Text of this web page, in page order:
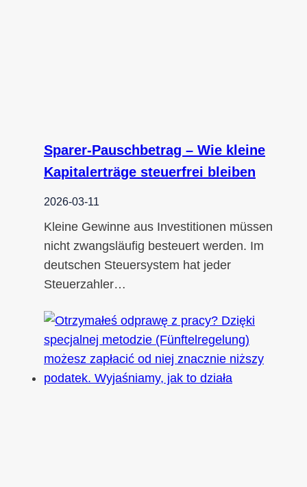
Sparer-Pauschbetrag – Wie kleine
Kapitalerträge steuerfrei bleiben
2026-03-11
Kleine Gewinne aus Investitionen müssen
nicht zwangsläufig besteuert werden. Im
deutschen Steuersystem hat jeder
Steuerzahler…